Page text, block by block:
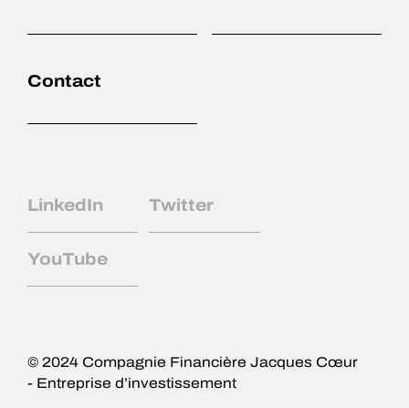
Accueil
Équipe
Actifs liquides
Contact
Contact
LinkedIn Twitter
YouTube
© 2024 Compagnie Financière Jacques Cœur
- Entreprise d’investissement